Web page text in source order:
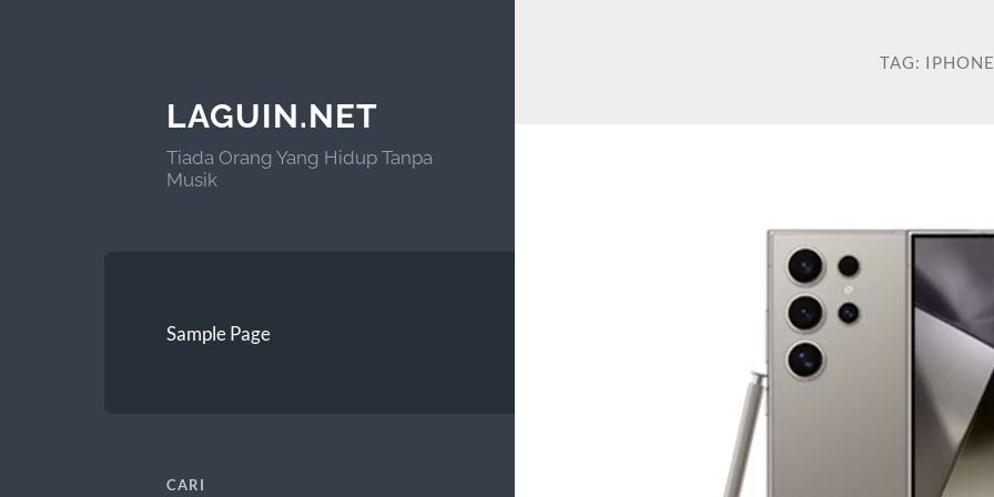
LAGUIN.NET
Tiada Orang Yang Hidup Tanpa
Musik
Sample Page
CARI
TAG: